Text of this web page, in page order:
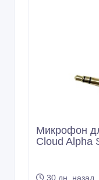
Микрофон
Cloud Alpha
30 дн. назад